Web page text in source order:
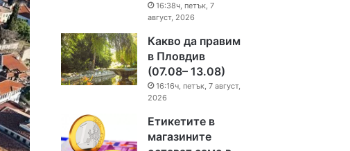
16:38ч, петък, 7
август, 2026
Какво да правим
в Пловдив
(07.08– 13.08)
16:16ч, петък, 7 август,
2026
Етикетите в
магазините